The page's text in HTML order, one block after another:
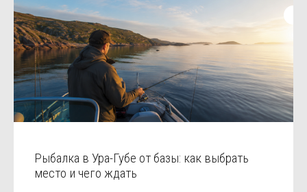
Рыбалка в Ура-Губе от базы: как выбрать
место и чего ждать